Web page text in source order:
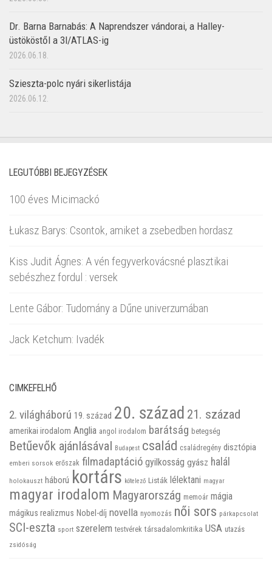
Dr. Barna Barnabás: A Naprendszer vándorai, a Halley-
üstököstől a 3I/ATLAS-ig
2026.06.18.
Szieszta-polc nyári sikerlistája
2026.06.12.
LEGUTÓBBI BEJEGYZÉSEK
100 éves Micimackó
Łukasz Barys: Csontok, amiket a zsebedben hordasz
Kiss Judit Ágnes: A vén fegyverkovácsné plasztikai
sebészhez fordul : versek
Lente Gábor: Tudomány a Dűne univerzumában
Jack Ketchum: Ivadék
CIMKEFELHŐ
2. világháború 19. század 20. század 21. század
amerikai irodalom Anglia angol irodalom barátság betegség
Betűevők ajánlásával Budapest család családregény disztópia
emberi sorsok erőszak filmadaptáció gyilkosság gyász halál
holokauszt háború kortárs kötelező Listák lélektani magyar
magyar irodalom Magyarország memoár mágia
mágikus realizmus Nobel-díj novella nyomozás női sors párkapcsolat
SCI-eszta sport szerelem testvérek társadalomkritika USA utazás
zsidóság